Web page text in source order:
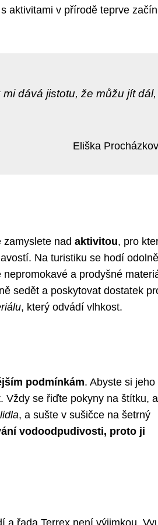
aktivitami v přírodě teprve
dává jistotu, že můžu jít dál,
Eliška
zamyslete nad aktivitou, pro
Na turistiku se hodí
a prodyšné
sedět a poskytovat dostatek
, který odvádí vlhkost.
podmínkám. Abyste si jeho
Vždy se řiďte pokyny na štítku,
, a sušte v sušičce na šetrný
vodoodpudivosti, proto ji
a řada Terrex není výjimkou.